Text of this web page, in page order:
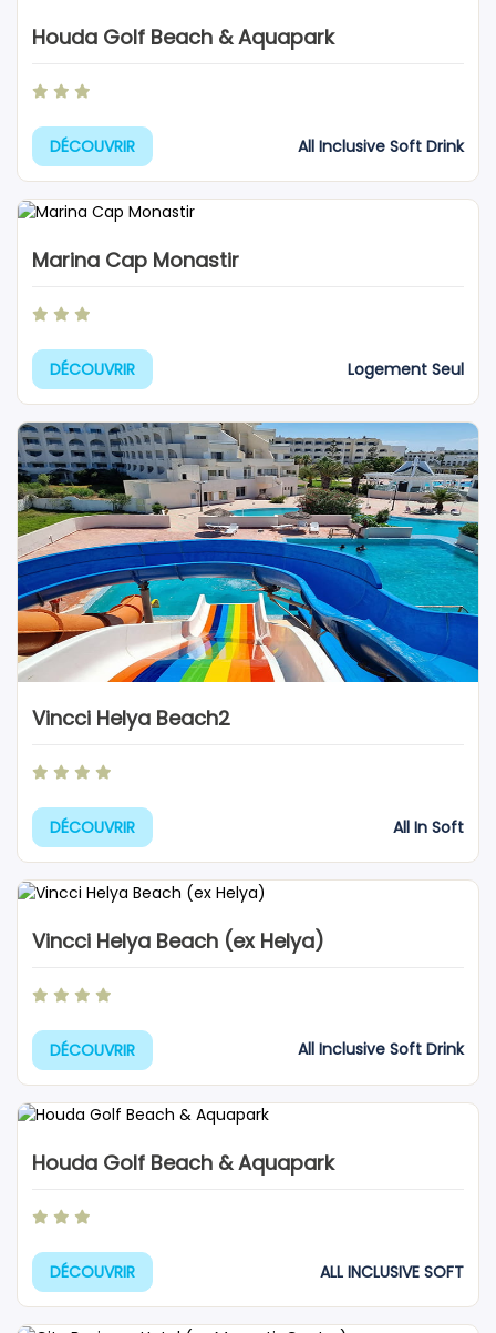
Houda Golf Beach & Aquapark
DÉCOUVRIR All Inclusive Soft Drink
Marina Cap Monastir
DÉCOUVRIR Logement Seul
Vincci Helya Beach2
DÉCOUVRIR All In Soft
Vincci Helya Beach (ex Helya)
DÉCOUVRIR All Inclusive Soft Drink
Houda Golf Beach & Aquapark
DÉCOUVRIR ALL INCLUSIVE SOFT